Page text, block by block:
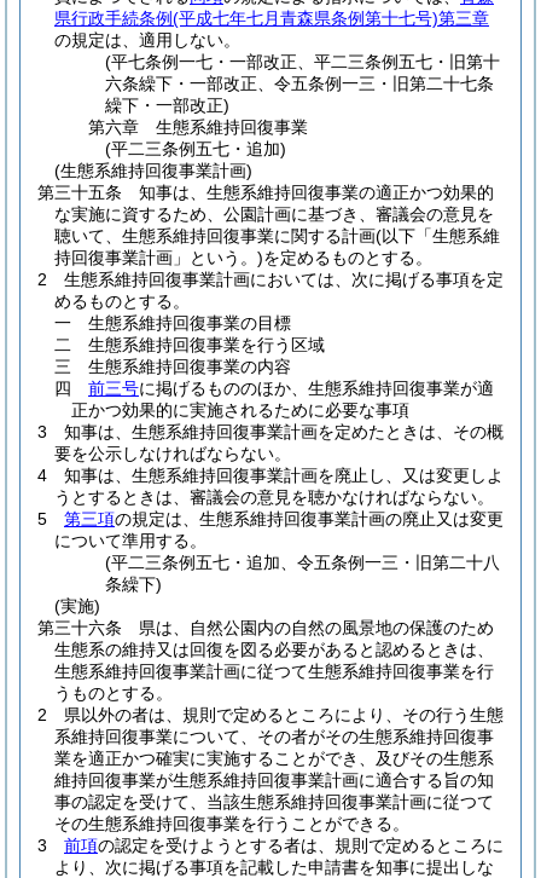
県行政手続条例(平成七年七月青森県条例第十七号)第三章
の規定は、適用しない。
(平七条例一七・一部改正、平二三条例五七・旧第十
六条繰下・一部改正、令五条例一三・旧第二十七条
繰下・一部改正)
第六章
生態系維持回復事業
(平二三条例五七・追加)
(生態系維持回復事業計画)
第三十五条
知事は、生態系維持回復事業の適正かつ効果的
な実施に資するため、公園計画に基づき、審議会の意見を
聴いて、生態系維持回復事業に関する計画(以下「生態系維
持回復事業計画」という。)を定めるものとする。
2
生態系維持回復事業計画においては、次に掲げる事項を定
めるものとする。
一
生態系維持回復事業の目標
二
生態系維持回復事業を行う区域
三
生態系維持回復事業の内容
四
前三号に掲げるもののほか、生態系維持回復事業が適
正かつ効果的に実施されるために必要な事項
3
知事は、生態系維持回復事業計画を定めたときは、その概
要を公示しなければならない。
4
知事は、生態系維持回復事業計画を廃止し、又は変更しよ
うとするときは、審議会の意見を聴かなければならない。
5
第三項の規定は、生態系維持回復事業計画の廃止又は変更
について準用する。
(平二三条例五七・追加、令五条例一三・旧第二十八
条繰下)
(実施)
第三十六条
県は、自然公園内の自然の風景地の保護のため
生態系の維持又は回復を図る必要があると認めるときは、
生態系維持回復事業計画に従つて生態系維持回復事業を行
うものとする。
2
県以外の者は、規則で定めるところにより、その行う生態
系維持回復事業について、その者がその生態系維持回復事
業を適正かつ確実に実施することができ、及びその生態系
維持回復事業が生態系維持回復事業計画に適合する旨の知
事の認定を受けて、当該生態系維持回復事業計画に従つて
その生態系維持回復事業を行うことができる。
3
前項の認定を受けようとする者は、規則で定めるところに
より、次に掲げる事項を記載した申請書を知事に提出しな